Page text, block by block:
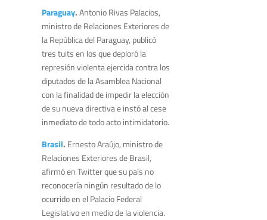
Paraguay.Antonio Rivas Palacios,
ministro de Relaciones Exteriores de
la República del Paraguay, publicó
tres tuits en los que deploró la
represión violenta ejercida contra los
diputados de la Asamblea Nacional
con la finalidad de impedir la elección
de su nueva directiva e instó al cese
inmediato de todo acto intimidatorio.
Brasil. Ernesto Araújo, ministro de
Relaciones Exteriores de Brasil,
afirmó en Twitter que su país no
reconocería ningún resultado de lo
ocurrido en el Palacio Federal
Legislativo en medio de la violencia.